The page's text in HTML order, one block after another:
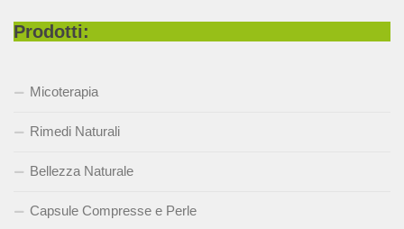
Prodotti:
Micoterapia
Rimedi Naturali
Bellezza Naturale
Capsule Compresse e Perle